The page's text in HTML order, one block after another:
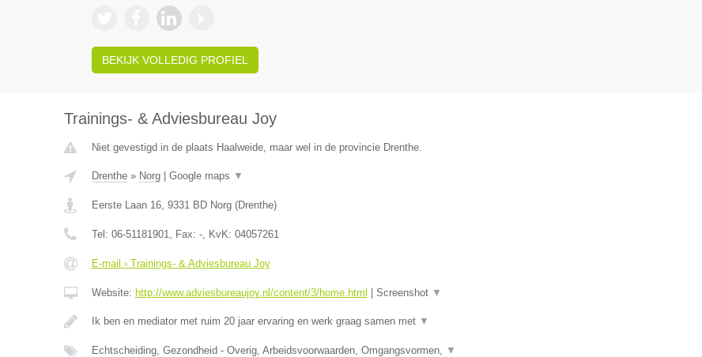
BEKIJK VOLLEDIG PROFIEL
Trainings- & Adviesbureau Joy
Niet gevestigd in de plaats Haalweide, maar wel in de provincie Drenthe.
Drenthe» Norg| Google maps ▼
Eerste Laan 16, 9331 BD Norg(Drenthe)
Tel: 06-51181901, Fax: -, KvK: 04057261
E-mail › Trainings- & Adviesbureau Joy
Website: http://www.adviesbureaujoy.nl/content/3/home.html Screenshot ▼
Ik ben en mediator met ruim 20 jaar ervaring en werk graag samen met ▼
Echtscheiding, Gezondheid - Overig, Arbeidsvoorwaarden, Omgangsvormen, ▼